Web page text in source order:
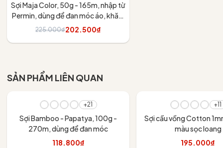
Sợi Maja Color, 50g - 165m, nhập từ
Permin, dùng để đan móc áo, khăn,
váy
225.000₫202.500₫
SẢN PHẨM LIÊN QUAN
+21
Sợi Bamboo - Papatya, 100g -
270m, dùng để đan móc
118.800₫
+11
Sợi cầu vồng Cotton
màu sọc loang
195.000₫